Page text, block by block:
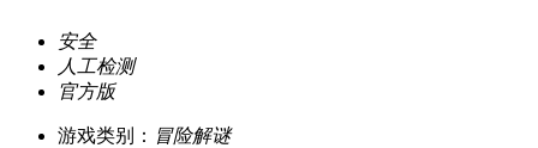
安全
人工检测
官方版
游戏类别： 冒险解谜